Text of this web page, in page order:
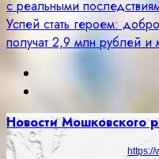
с реальными
Успей стать героем:
получат 2,9 млн рублей и
Новости Мошковского